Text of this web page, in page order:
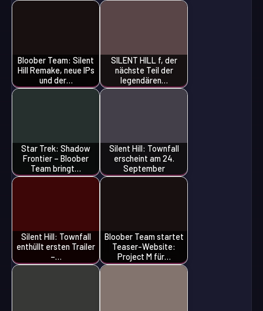
Bloober Team: Silent
Hill Remake, neue IPs
und der…
SILENT HILL f, der
nächste Teil der
legendären…
Star Trek: Shadow
Frontier – Bloober
Team bringt…
Silent Hill: Townfall
erscheint am 24.
September
Silent Hill: Townfall
enthüllt ersten Trailer
–…
Bloober Team startet
Teaser-Website:
Project M für…